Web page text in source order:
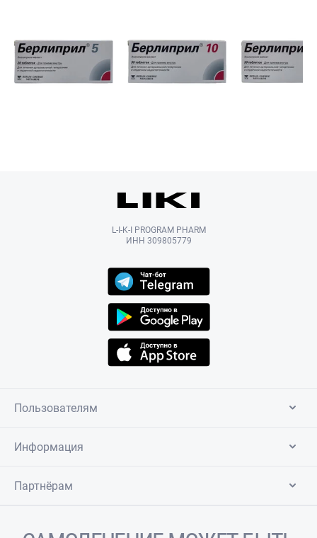
L-I-K-I PROGRAM PHARM
ИНН 309805779
Пользователям
Информация
Партнёрам